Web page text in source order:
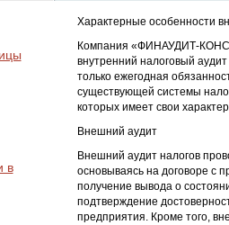
в
Характерные особенности
Компания «ФИНАУДИТ-
внутренний налоговый
только ежегодная
существующей системы
которых имеет свои
Внешний аудит
Внешний аудит налогов
основываясь на договоре с
получение вывода о
подтверждение
предприятия. Кроме того,